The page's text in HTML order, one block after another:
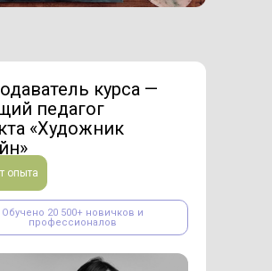
курса —
педагог
«Художник
Обучено 20 500+ новичков и
профессионалов
опыта